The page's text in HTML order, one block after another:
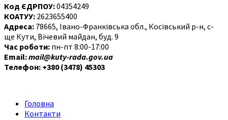
Код ЄДРПОУ:04354249
КОАТУУ: 2623655400
Адреса: 78665, Івано-Франківська обл., Косівський р-н, с-
ще Кути, Вічевий майдан, буд. 9
Час роботи: пн-пт 8:00-17:00
Email:mail@kuty-rada.gov.ua
Телефон: +380 (3478) 45303
Головна
Контакти